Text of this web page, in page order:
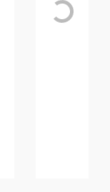
Loading...